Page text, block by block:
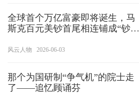
全球首个万亿富豪即将诞生，马
斯克百元美钞首尾相连铺成“钞票
风云人物 2026-06-03
那个为国研制“争气机”的院士走
了——追忆顾诵芬